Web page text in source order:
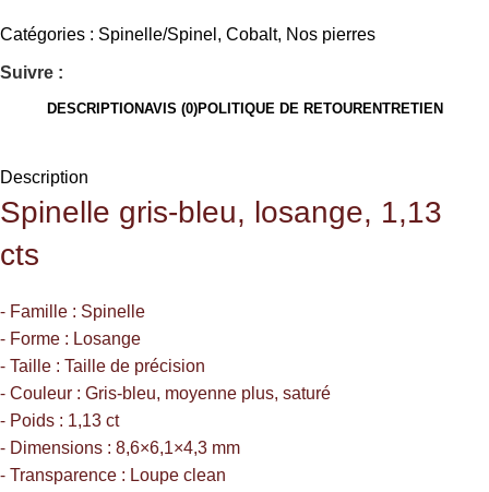
Catégories : Spinelle/Spinel , Cobalt, Nos pierres
Suivre :
DESCRIPTIONAVIS (0)POLITIQUE DE RETOURENTRETIEN
Description
Spinelle gris-bleu, losange, 1,13
cts
⁃ Famille : Spinelle
⁃ Forme : Losange
⁃ Taille : Taille de précision
⁃ Couleur : Gris-bleu, moyenne plus, saturé
⁃ Poids : 1,13 ct
⁃ Dimensions : 8,6×6,1×4,3 mm
⁃ Transparence : Loupe clean